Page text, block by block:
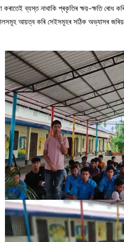
কৰাতেই ব্যস্ত নাথাকি প্ৰকৃতিৰ ক্ষয়–ক্ষতি ৰোধ
আয়ত্ব কৰি সেইসমূহৰ সঠিক অভ্যাসৰ